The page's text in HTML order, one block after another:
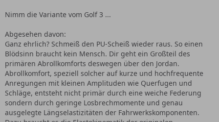
Nimm die Variante vom Golf 3 ...
Abgesehen davon:
Ganz ehrlich? Schmeiß den PU-Scheiß wieder raus. So einen
Blödsinn braucht kein Mensch. Dir geht ein Großteil des
primären Abrollkomforts deswegen über den Jordan.
Abrollkomfort, speziell solcher auf kurze und hochfrequente
Anregungen mit kleinen Amplituden wie Querfugen und
Schläge, entsteht nicht primär durch eine weiche Federung
sondern durch geringe Losbrechmomente und genau
ausgelegte Längselastizitäten der Fahrwerkskomponenten.